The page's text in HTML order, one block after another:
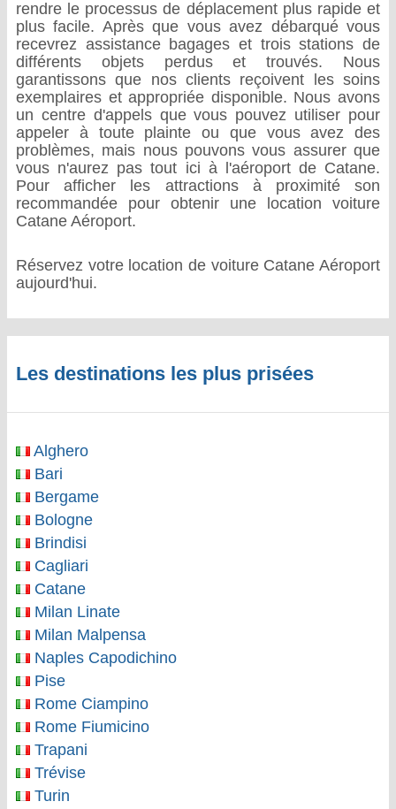
rendre le processus de déplacement plus rapide et
plus facile. Après que vous avez débarqué vous
recevrez assistance bagages et trois stations de
différents objets perdus et trouvés. Nous
garantissons que nos clients reçoivent les soins
exemplaires et appropriée disponible. Nous avons
un centre d'appels que vous pouvez utiliser pour
appeler à toute plainte ou que vous avez des
problèmes, mais nous pouvons vous assurer que
vous n'aurez pas tout ici à l'aéroport de Catane.
Pour afficher les attractions à proximité son
recommandée pour obtenir une location voiture
Catane Aéroport.
Réservez votre location de voiture Catane Aéroport
aujourd'hui.
Les destinations les plus prisées
Alghero
Bari
Bergame
Bologne
Brindisi
Cagliari
Catane
Milan Linate
Milan Malpensa
Naples Capodichino
Pise
Rome Ciampino
Rome Fiumicino
Trapani
Trévise
Turin